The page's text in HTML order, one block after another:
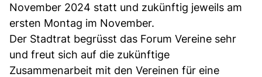
November 2024 statt und zukünftig jeweils am
ersten Montag im November.
Der Stadtrat begrüsst das Forum Vereine sehr
und freut sich auf die zukünftige
Zusammenarbeit mit den Vereinen für eine